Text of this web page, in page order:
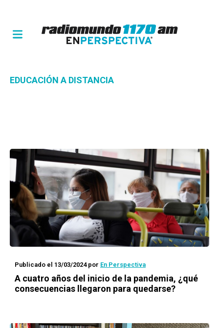
EDUCACIÓN A DISTANCIA
Publicado el 13/03/2024por En Perspectiva
A cuatro años del inicio de la pandemia, ¿qué
consecuencias llegaron para quedarse?